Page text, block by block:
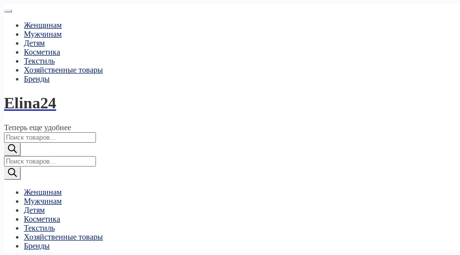
Женщинам
Мужчинам
Детям
Косметика
Текстиль
Хозяйственные товары
Бренды
Elina24
Теперь еще удобнее
Поиск
товаров
Поиск
товаров
Женщинам
Мужчинам
Детям
Косметика
Текстиль
Хозяйственные товары
Бренды